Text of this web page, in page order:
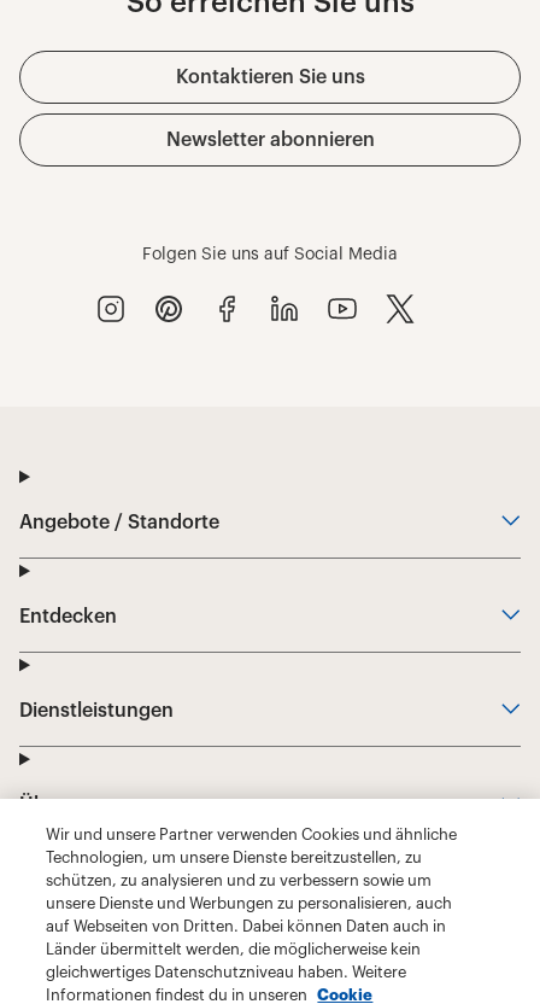
Wir und unsere Partner verwenden Cookies und ähnliche
Technologien, um unsere Dienste bereitzustellen, zu
schützen, zu analysieren und zu verbessern sowie um
unsere Dienste und Werbungen zu personalisieren, auch
auf Webseiten von Dritten. Dabei können Daten auch in
Länder übermittelt werden, die möglicherweise kein
gleichwertiges Datenschutzniveau haben. Weitere
Informationen findest du in unseren
Cookie